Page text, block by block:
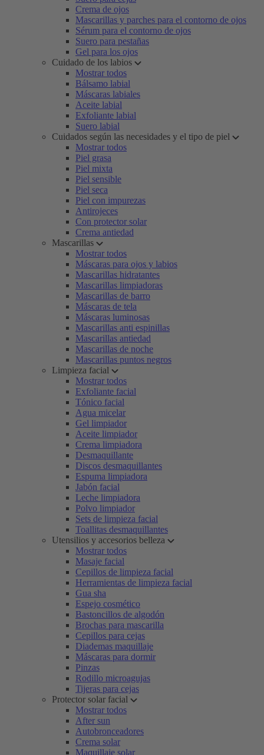
Crema de ojos
Mascarillas y parches para el contorno de ojos
Sérum para el contorno de ojos
Suero para pestañas
Gel para los ojos
Cuidado de los labios
Mostrar todos
Bálsamo labial
Máscaras labiales
Aceite labial
Exfoliante labial
Suero labial
Cuidados según las necesidades y el tipo de piel
Mostrar todos
Piel grasa
Piel mixta
Piel sensible
Piel seca
Piel con impurezas
Antirojeces
Con protector solar
Crema antiedad
Mascarillas
Mostrar todos
Máscaras para ojos y labios
Mascarillas hidratantes
Mascarillas limpiadoras
Mascarillas de barro
Máscaras de tela
Máscaras luminosas
Mascarillas anti espinillas
Mascarillas antiedad
Mascarillas de noche
Mascarillas puntos negros
Limpieza facial
Mostrar todos
Exfoliante facial
Tónico facial
Agua micelar
Gel limpiador
Aceite limpiador
Crema limpiadora
Desmaquillante
Discos desmaquillantes
Espuma limpiadora
Jabón facial
Leche limpiadora
Polvo limpiador
Sets de limpieza facial
Toallitas desmaquillantes
Utensilios y accesorios belleza
Mostrar todos
Masaje facial
Cepillos de limpieza facial
Herramientas de limpieza facial
Gua sha
Espejo cosmético
Bastoncillos de algodón
Brochas para mascarilla
Cepillos para cejas
Diademas maquillaje
Máscaras para dormir
Pinzas
Rodillo microagujas
Tijeras para cejas
Protector solar facial
Mostrar todos
After sun
Autobronceadores
Crema solar
Maquillaje solar